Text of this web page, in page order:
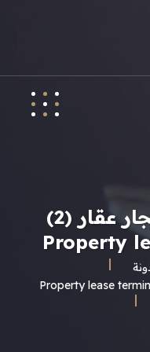
مصطلحات عقد ايجار عقار (2)
Property